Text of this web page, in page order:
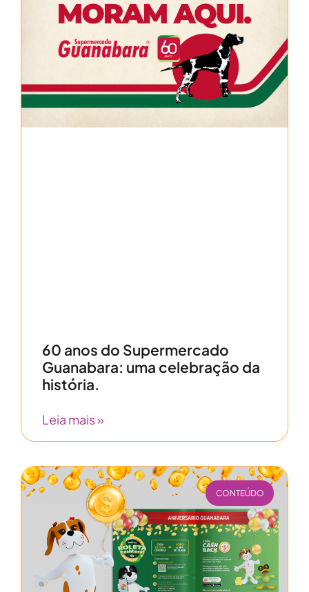
60 anos do Supermercado
Guanabara: uma celebração da
história.
Leia mais »
CONTEÚDO